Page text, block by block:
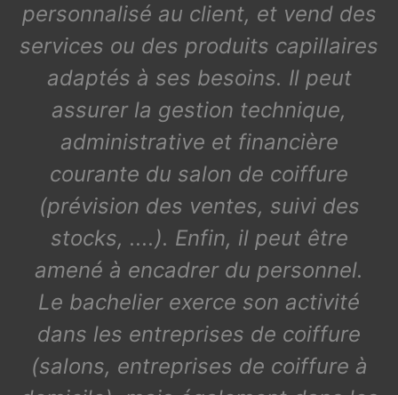
personnalisé au client, et vend des
services ou des produits capillaires
adaptés à ses besoins. Il peut
assurer la gestion technique,
administrative et financière
courante du salon de coiffure
(prévision des ventes, suivi des
stocks, ....). Enfin, il peut être
amené à encadrer du personnel.
Le bachelier exerce son activité
dans les entreprises de coiffure
(salons, entreprises de coiffure à